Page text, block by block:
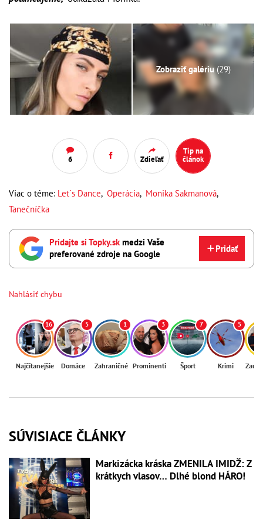
Zobraziť galériu(29)
6 Zdieľať
Tip na
článok
Viac o téme: Let´s Dance, Operácia, Monika Sakmanová,
Tanečníčka
Pridajte si Topky.skmedzi Vaše
preferované zdroje na Google
Pridať
Nahlásiť chybu
16
Najčítanejšie
5
Domáce
1
Zahraničné
3
Prominenti
7
Šport
5
Krimi
SÚVISIACE ČLÁNKY
Markizácka kráska ZMENILA IMIDŽ: Z
krátkych vlasov… Dlhé blond HÁRO!